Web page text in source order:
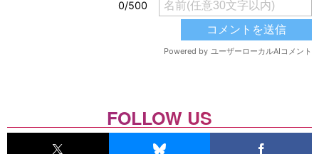
FOLLOW US